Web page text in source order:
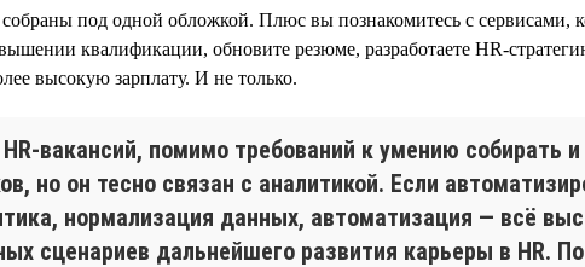
собраны под одной обложкой. Плюс вы познакомитесь с
квалификации, обновите резюме, разработаете HR-
высокую зарплату. И не только.
вакансий, помимо требований к умению
но он тесно связан с аналитикой. Если
нормализация данных, автоматизация — всё
сценариев дальнейшего развития карьеры в HR.